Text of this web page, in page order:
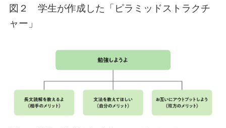
図２ 学生が作成した「ピラミッドストラクチ
ャー」